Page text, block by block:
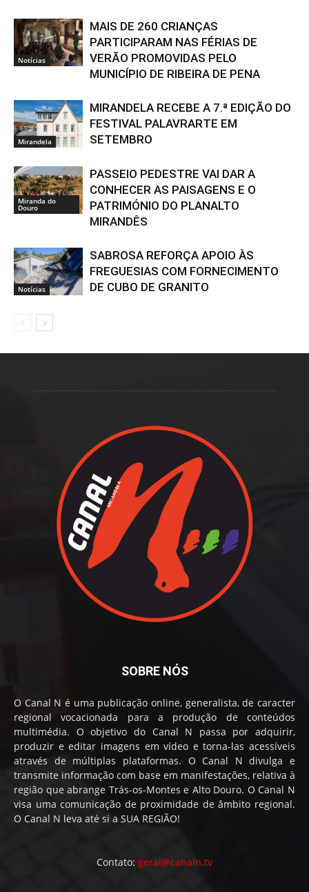
Notícias
MAIS DE 260 CRIANÇAS
PARTICIPARAM NAS FÉRIAS DE
VERÃO PROMOVIDAS PELO
MUNICÍPIO DE RIBEIRA DE PENA
Mirandela
MIRANDELA RECEBE A 7.ª EDIÇÃO DO
FESTIVAL PALAVRARTE EM
SETEMBRO
Miranda do
Douro
PASSEIO PEDESTRE VAI DAR A
CONHECER AS PAISAGENS E O
PATRIMÓNIO DO PLANALTO
MIRANDÊS
Notícias
SABROSA REFORÇA APOIO ÀS
FREGUESIAS COM FORNECIMENTO
DE CUBO DE GRANITO
SOBRE NÓS
O Canal N é uma publicação online, generalista, de caracter
regional vocacionada para a produção de conteúdos
multimédia. O objetivo do Canal N passa por adquirir,
produzir e editar imagens em vídeo e torna-las acessíveis
através de múltiplas plataformas. O Canal N divulga e
transmite informação com base em manifestações, relativa à
região que abrange Trás-os-Montes e Alto Douro. O Canal N
visa uma comunicação de proximidade de âmbito regional.
O Canal N leva até si a SUA REGIÃO!
Contato: geral@canaln.tv